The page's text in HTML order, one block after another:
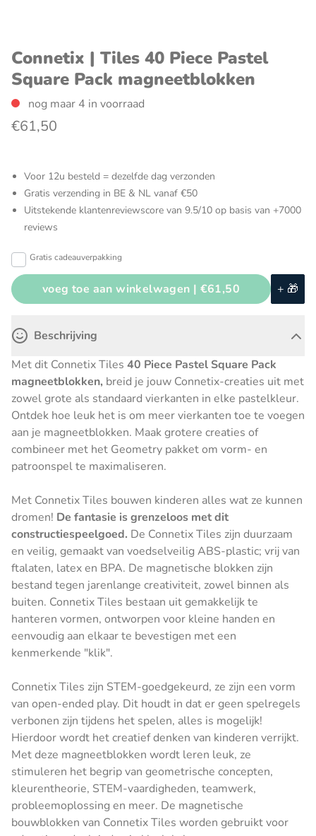
Connetix | Tiles 40 Piece Pastel
Square Pack magneetblokken
nog maar 4 in voorraad
€61,50
Voor 12u besteld = dezelfde dag verzonden
Gratis verzending in BE & NL vanaf €50
Uitstekende klantenreviewscore van 9.5/10 op basis van +7000
reviews
Gratis cadeauverpakking
voeg toe aan winkelwagen | €61,50 + 🎁
Beschrijving
Met dit Connetix Tiles 40 Piece Pastel Square Pack
magneetblokken, breid je jouw Connetix-creaties uit met
zowel grote als standaard vierkanten in elke pastelkleur.
Ontdek hoe leuk het is om meer vierkanten toe te voegen
aan je magneetblokken. Maak grotere creaties of
combineer met het Geometry pakket om vorm- en
patroonspel te maximaliseren.
Met Connetix Tiles bouwen kinderen alles wat ze kunnen
dromen! De fantasie is grenzeloos met dit
constructiespeelgoed. De Connetix Tiles zijn duurzaam
en veilig, gemaakt van voedselveilig ABS-plastic; vrij van
ftalaten, latex en BPA. De magnetische blokken zijn
bestand tegen jarenlange creativiteit, zowel binnen als
buiten. Connetix Tiles bestaan uit gemakkelijk te
hanteren vormen, ontworpen voor kleine handen en
eenvoudig aan elkaar te bevestigen met een
kenmerkende "klik".
Connetix Tiles zijn STEM-goedgekeurd, ze zijn een vorm
van open-ended play. Dit houdt in dat er geen spelregels
verbonen zijn tijdens het spelen, alles is mogelijk!
Hierdoor wordt het creatief denken van kinderen verrijkt.
Met deze magneetblokken wordt leren leuk, ze
stimuleren het begrip van geometrische concepten,
kleurentheorie, STEM-vaardigheden, teamwerk,
probleemoplossing en meer. De magnetische
bouwblokken van Connetix Tiles worden gebruikt voor